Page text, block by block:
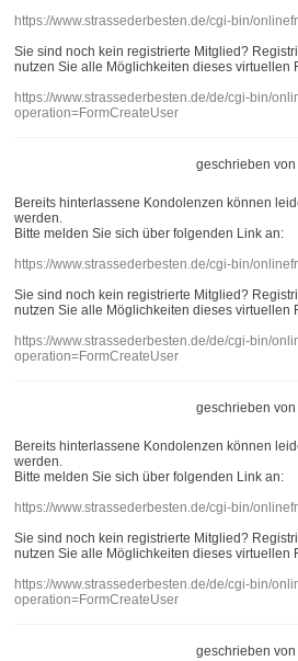
https://www.strassederbesten.de/cgi-bin/
Sie sind noch kein registrierte Mitglied?
nutzen Sie alle Möglichkeiten dieses virtuellen
https://www.strassederbesten.de/de/cgi-bin/
operation=FormCreateUser
geschrieben von
Bereits hinterlassene Kondolenzen können
werden.
Bitte melden Sie sich über folgenden Link an:
https://www.strassederbesten.de/cgi-bin/
Sie sind noch kein registrierte Mitglied?
nutzen Sie alle Möglichkeiten dieses virtuellen
https://www.strassederbesten.de/de/cgi-bin/
operation=FormCreateUser
geschrieben von
Bereits hinterlassene Kondolenzen können
werden.
Bitte melden Sie sich über folgenden Link an:
https://www.strassederbesten.de/cgi-bin/
Sie sind noch kein registrierte Mitglied?
nutzen Sie alle Möglichkeiten dieses virtuellen
https://www.strassederbesten.de/de/cgi-bin/
operation=FormCreateUser
geschrieben von